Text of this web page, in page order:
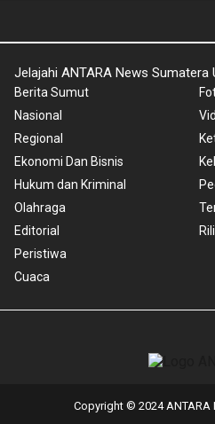
Jelajahi ANTARA News Sumatera
Berita Sumut
Nasional
Regional
Ekonomi Dan Bisnis
Hukum dan Kriminal
Olahraga
Editorial
Peristiwa
Cuaca
Copyright © 2024 ANTARA